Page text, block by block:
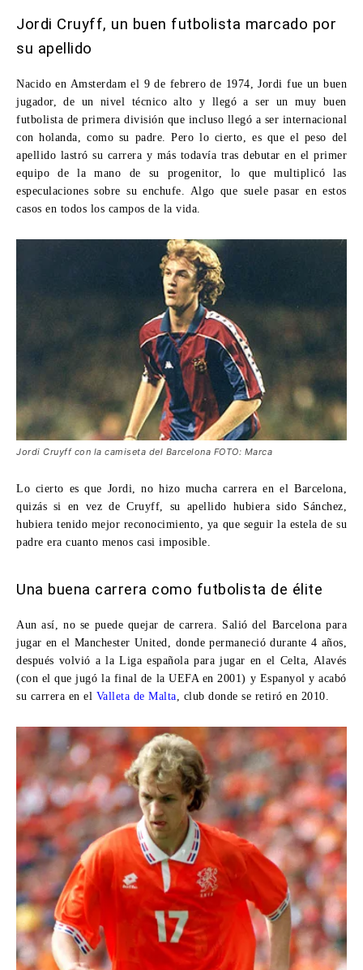
Jordi Cruyff, un buen futbolista marcado por
su apellido
Nacido en Amsterdam el 9 de febrero de 1974, Jordi fue un buen
jugador, de un nivel técnico alto y llegó a ser un muy buen
futbolista de primera división que incluso llegó a ser internacional
con holanda, como su padre. Pero lo cierto, es que el peso del
apellido lastró su carrera y más todavía tras debutar en el primer
equipo de la mano de su progenitor, lo que multiplicó las
especulaciones sobre su enchufe. Algo que suele pasar en estos
casos en todos los campos de la vida.
Jordi Cruyff con la camiseta del Barcelona FOTO: Marca
Lo cierto es que Jordi, no hizo mucha carrera en el Barcelona,
quizás si en vez de Cruyff, su apellido hubiera sido Sánchez,
hubiera tenido mejor reconocimiento, ya que seguir la estela de su
padre era cuanto menos casi imposible.
Una buena carrera como futbolista de élite
Aun así, no se puede quejar de carrera. Salió del Barcelona para
jugar en el Manchester United, donde permaneció durante 4 años,
después volvió a la Liga española para jugar en el Celta, Alavés
(con el que jugó la final de la UEFA en 2001) y Espanyol y acabó
su carrera en el Valleta de Malta , club donde se retiró en 2010.